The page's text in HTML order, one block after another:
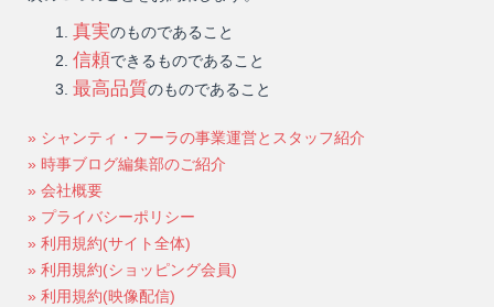
真実のものであること
信頼できるものであること
最高品質のものであること
» シャンティ・フーラの事業運営とスタッフ紹介
» 時事ブログ編集部のご紹介
» 会社概要
» プライバシーポリシー
» 利用規約(サイト全体)
» 利用規約(ショッピング会員)
» 利用規約(映像配信)